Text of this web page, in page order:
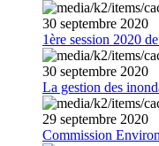
30 septembre 2020
1ère session 2020
30 septembre 2020
La gestion des
29 septembre 2020
Commission